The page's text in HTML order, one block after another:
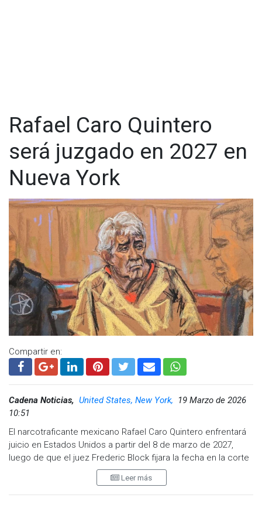
Rafael Caro Quintero
será juzgado en 2027 en
Nueva York
Compartir en:
Cadena Noticias, United States, New York,
19 Marzo de 2026
10:51
El narcotraficante mexicano Rafael Caro Quintero enfrentará
juicio en Estados Unidos a partir del 8 de marzo de 2027,
luego de que el juez Frederic Block fijara la fecha en la corte
del Distrito Este de Nueva York.
No obstante, el proceso podría modificarse si el exlíder
Leer más